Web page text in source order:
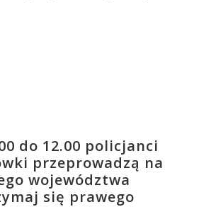
do 12.00 policjanci
przeprowadzą na
województwa
się prawego